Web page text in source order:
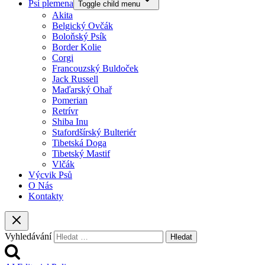
Psí plemena Toggle child menu
Akita
Belgický Ovčák
Boloňský Psík
Border Kolie
Corgi
Francouzský Buldoček
Jack Russell
Maďarský Ohař
Pomerian
Retrívr
Shiba Inu
Stafordšírský Bulteriér
Tibetská Doga
Tibetský Mastif
Vlčák
Výcvik Psů
O Nás
Kontakty
Vyhledávání